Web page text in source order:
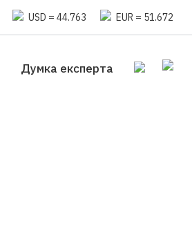
USD = 44.763 EUR = 51.672
Думка експерта